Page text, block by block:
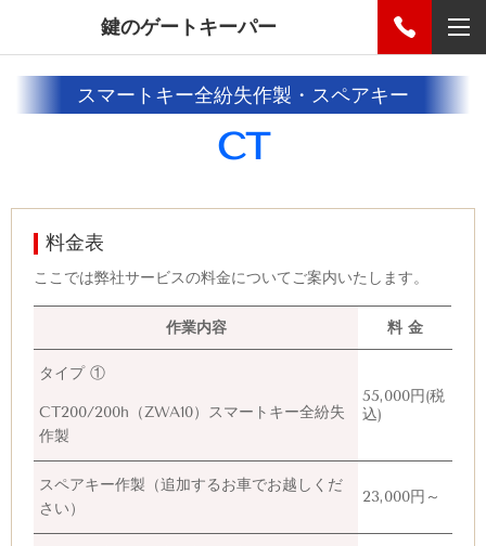
鍵のゲートキーパー
スマートキー全紛失作製・スペアキー
CT
料金表
ここでは弊社サービスの料金についてご案内いたします。
作業内容 料 金
タイプ ①
CT200/200h（ZWA10） スマートキー全紛失
作製
55,000円(税
込)
スペアキー作製（追加するお車でお越しくだ
さい）
23,000円～